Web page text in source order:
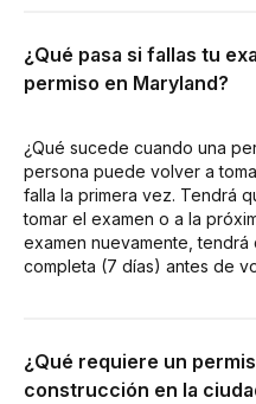
¿Qué pasa si fallas tu
permiso en Maryland?
¿Qué sucede cuando una
persona puede volver a
falla la primera vez. Tendrá
tomar el examen o a la
examen nuevamente, tendrá
completa (7 días) antes de
¿Qué requiere un
construcción en la